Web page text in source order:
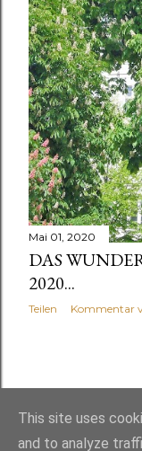
Mai 01, 2020
DAS
2020...
Teilen Kommentar
This site uses
and to analyze